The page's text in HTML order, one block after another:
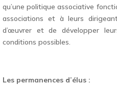
qu’une politique associative
associations et à leurs
d’œuvrer et de développer
conditions possibles.
Les permanences d’élus :